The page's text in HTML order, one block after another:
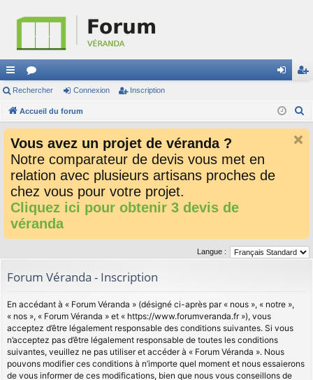
ac
co
ci
or
u
s
ne cri
Rechercher Connexion Inscription
Accueil du forum
r
Vous avez un projet de véranda ?
Notre comparateur de devis vous met en
relation avec plusieurs artisans proches de
chez vous pour votre projet.
Cliquez ici pour obtenir 3 devis de
véranda
Langue :
Forum Véranda - Inscription
En accédant à « Forum Véranda » (désigné ci-après par « nous », « notre »,
« nos », « Forum Véranda » et « https://www.forumveranda.fr »), vous
acceptez d’être légalement responsable des conditions suivantes. Si vous
n’acceptez pas d’être légalement responsable de toutes les conditions
suivantes, veuillez ne pas utiliser et accéder à « Forum Véranda ». Nous
pouvons modifier ces conditions à n’importe quel moment et nous essaierons
de vous informer de ces modifications, bien que nous vous conseillons de